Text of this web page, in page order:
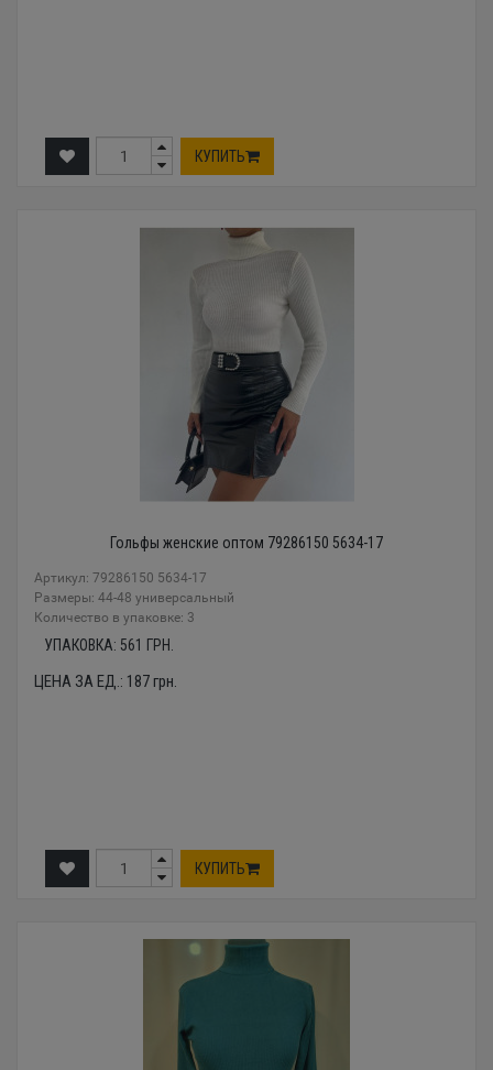
КУПИТЬ
Гольфы женские оптом 79286150 5634-17
Артикул: 79286150 5634-17
Размеры: 44-48 универсальный
Количество в упаковке: 3
УПАКОВКА: 561 ГРН.
ЦЕНА ЗА ЕД.: 187грн.
КУПИТЬ